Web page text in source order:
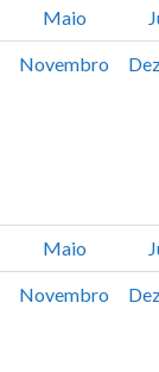
Maio
Novembro
Maio
Novembro